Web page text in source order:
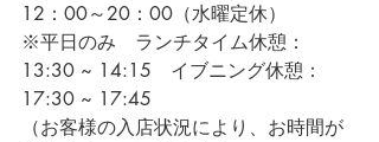
12：00～20：00（水曜定休）
※平日のみ　ランチタイム休憩：
13:30 ~ 14:15　イブニング休憩：
17:30 ~ 17:45
（お客様の入店状況により、お時間が